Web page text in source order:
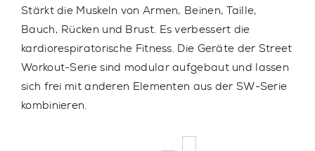
Stärkt die Muskeln von Armen, Beinen, Taille,
Bauch, Rücken und Brust. Es verbessert die
kardiorespiratorische Fitness. Die Geräte der Street
Workout-Serie sind modular aufgebaut und lassen
sich frei mit anderen Elementen aus der SW-Serie
kombinieren.